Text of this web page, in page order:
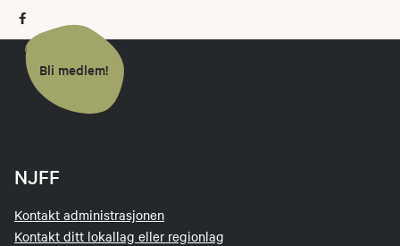
Bli medlem!
NJFF
Kontakt administrasjonen
Kontakt ditt lokallag eller regionlag